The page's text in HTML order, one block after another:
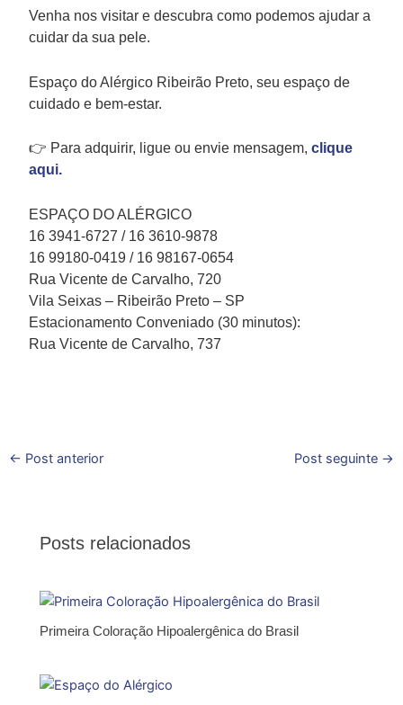
Venha nos visitar e descubra como podemos ajudar a
cuidar da sua pele.
Espaço do Alérgico Ribeirão Preto, seu espaço de
cuidado e bem-estar.
👉 Para adquirir, ligue ou envie mensagem,clique
aqui.
ESPAÇO DO ALÉRGICO
16 3941-6727 / 16 3610-9878
16 99180-0419 / 16 98167-0654
Rua Vicente de Carvalho, 720
Vila Seixas – Ribeirão Preto – SP
Estacionamento Conveniado (30 minutos):
Rua Vicente de Carvalho, 737
← Post anterior Post seguinte →
Posts relacionados
Primeira Coloração Hipoalergênica do Brasil